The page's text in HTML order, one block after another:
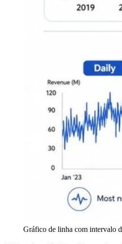
Gráfico de linha com intervalo